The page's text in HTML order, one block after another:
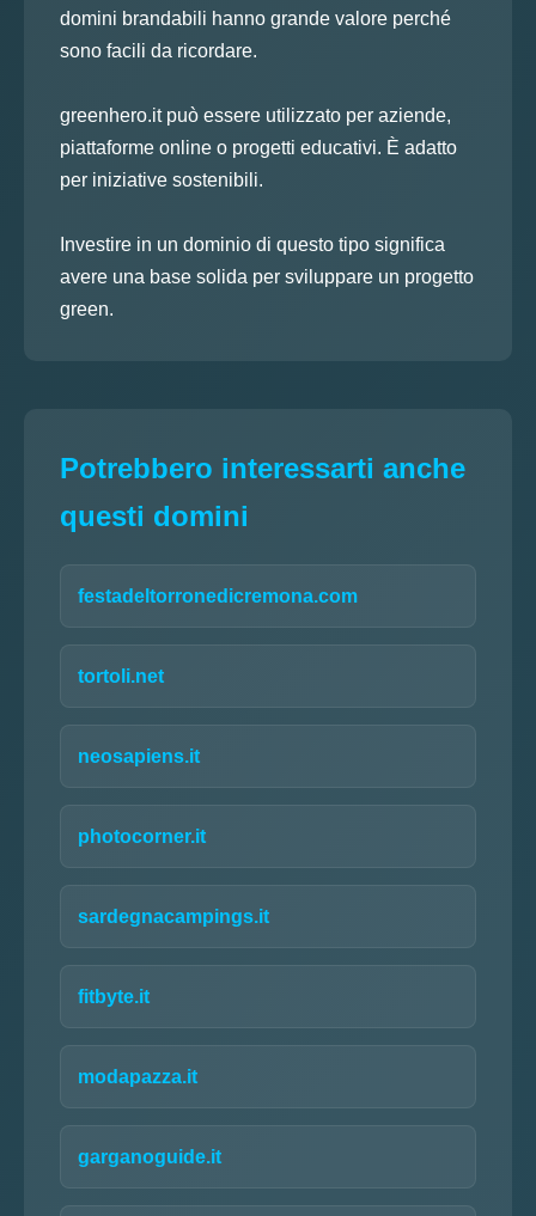
domini brandabili hanno grande valore perché
sono facili da ricordare.
greenhero.it può essere utilizzato per aziende,
piattaforme online o progetti educativi. È adatto
per iniziative sostenibili.
Investire in un dominio di questo tipo significa
avere una base solida per sviluppare un progetto
green.
Potrebbero interessarti anche
questi domini
festadeltorronedicremona.com
tortoli.net
neosapiens.it
photocorner.it
sardegnacampings.it
fitbyte.it
modapazza.it
garganoguide.it